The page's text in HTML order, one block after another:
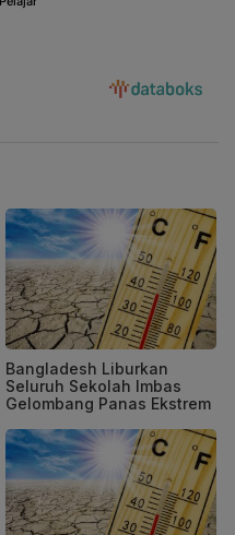
Bangladesh Liburkan
Seluruh Sekolah Imbas
Gelombang Panas Ekstrem